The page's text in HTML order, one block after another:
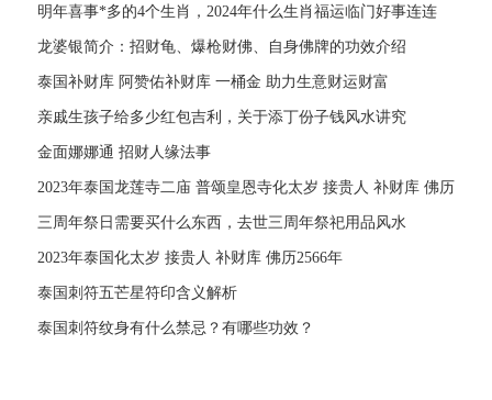
明年喜事*多的4个生肖，2024年什么生肖福运临门好事连连
龙婆银简介：招财龟、爆枪财佛、自身佛牌的功效介绍
泰国补财库 阿赞佑补财库 一桶金 助力生意财运财富
亲戚生孩子给多少红包吉利，关于添丁份子钱风水讲究
金面娜娜通 招财人缘法事
2023年泰国龙莲寺二庙 普颂皇恩寺化太岁 接贵人 补财库 佛历
2566年
三周年祭日需要买什么东西，去世三周年祭祀用品风水
2023年泰国化太岁 接贵人 补财库 佛历2566年
泰国刺符五芒星符印含义解析
泰国刺符纹身有什么禁忌？有哪些功效？